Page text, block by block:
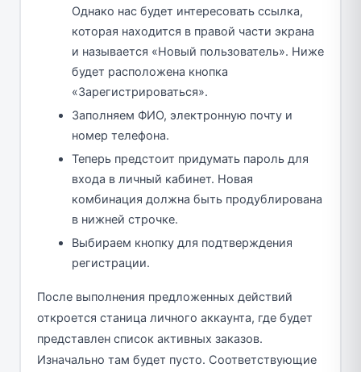
Однако нас будет интересовать ссылка,
которая находится в правой части экрана
и называется «Новый пользователь». Ниже
будет расположена кнопка
«Зарегистрироваться».
Заполняем ФИО, электронную почту и
номер телефона.
Теперь предстоит придумать пароль для
входа в личный кабинет. Новая
комбинация должна быть продублирована
в нижней строчке.
Выбираем кнопку для подтверждения
регистрации.
После выполнения предложенных действий
откроется станица личного аккаунта, где будет
представлен список активных заказов.
Изначально там будет пусто. Соответствующие